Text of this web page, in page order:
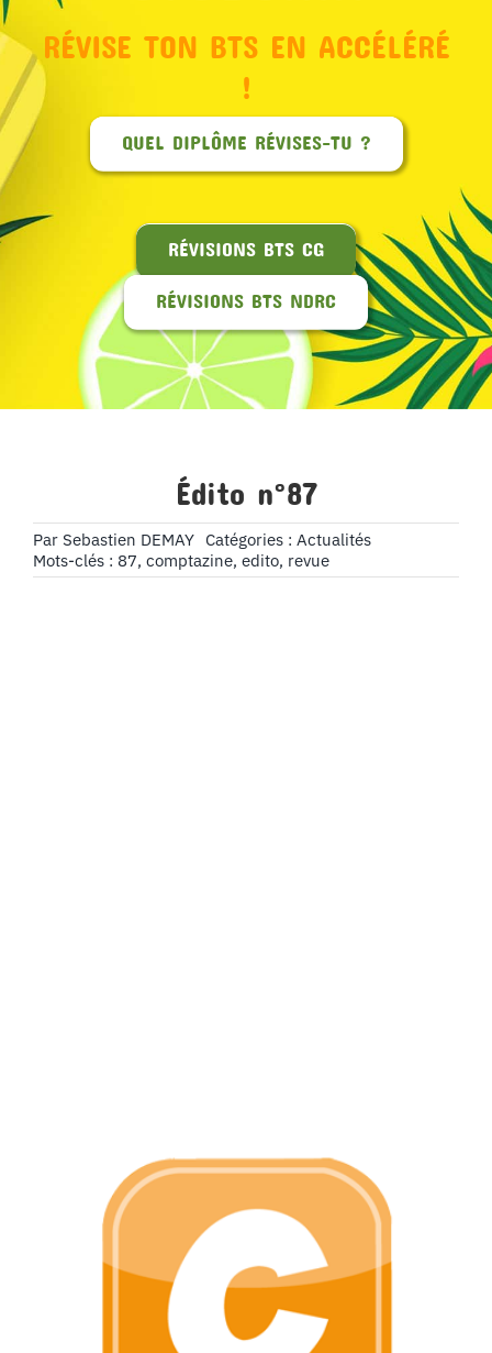
MON COMPTE
PANIER
RÉVISE TON BTS EN ACCÉLÉRÉ
!
QUEL DIPLÔME RÉVISES-TU ?
RÉVISIONS BTS CG
RÉVISIONS BTS NDRC
Édito n°87
Par Sebastien DEMAY Catégories : Actualités
Mots-clés : 87, comptazine, edito, revue